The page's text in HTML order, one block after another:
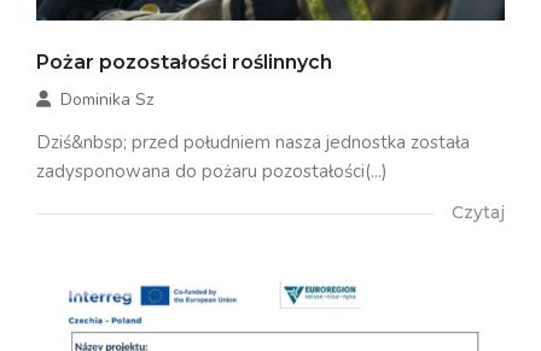
Pożar pozostałości roślinnych
Dominika Sz
Dziś&nbsp; przed południem nasza jednostka została
zadysponowana do pożaru pozostałości(...)
Czytaj